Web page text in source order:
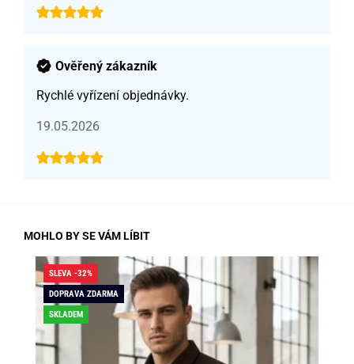
Ověřený zákazník
Rychlé vyřízení objednávky.
19.05.2026
MOHLO BY SE VÁM LÍBIT
SLEVA -32%
DOPRAVA ZDARMA
SKLADEM